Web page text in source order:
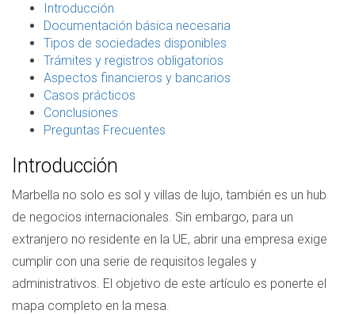
Introducción
Documentación básica necesaria
Tipos de sociedades disponibles
Trámites y registros obligatorios
Aspectos financieros y bancarios
Casos prácticos
Conclusiones
Preguntas Frecuentes
Introducción
Marbella no solo es sol y villas de lujo, también es un hub
de negocios internacionales. Sin embargo, para un
extranjero no residente en la UE, abrir una empresa exige
cumplir con una serie de requisitos legales y
administrativos. El objetivo de este artículo es ponerte el
mapa completo en la mesa.